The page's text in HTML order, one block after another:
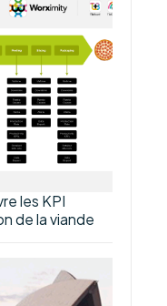
les KPI
de la viande